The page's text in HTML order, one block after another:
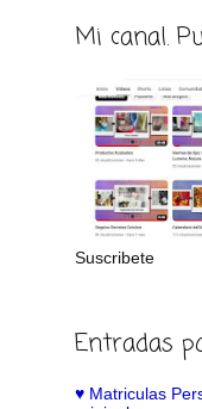
Mi canal.
Suscribete
Entradas
♥️ Matriculas